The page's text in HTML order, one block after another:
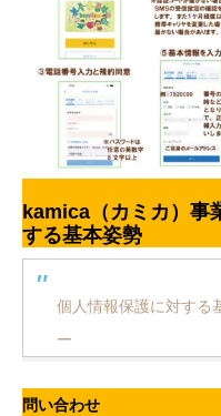
kamica（カミカ）事
する基本姿勢
個人情報保護に対する
ー
問い合わせ